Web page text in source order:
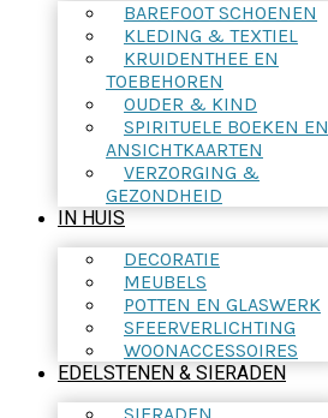
BAREFOOT SCHOENEN
KLEDING & TEXTIEL
KRUIDENTHEE EN
TOEBEHOREN
OUDER & KIND
SPIRITUELE BOEKEN EN
ANSICHTKAARTEN
VERZORGING &
GEZONDHEID
IN HUIS
DECORATIE
MEUBELS
POTTEN EN GLASWERK
SFEERVERLICHTING
WOONACCESSOIRES
EDELSTENEN & SIERADEN